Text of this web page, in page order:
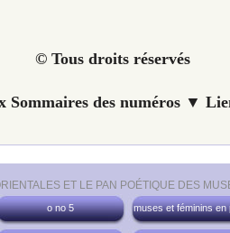
© Tous droits réservés
Sommaires des numéros ▼
ET LE PAN POÉTIQUE DES
o no 5
muses et féminins en